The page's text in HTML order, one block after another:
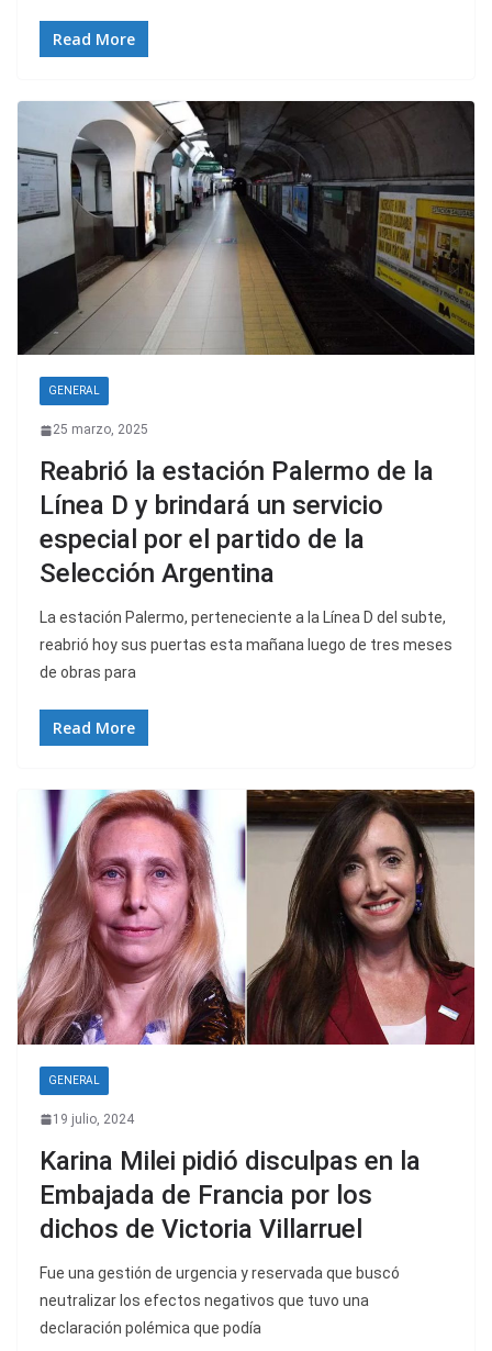
Read More
GENERAL
25 marzo, 2025
Reabrió la estación Palermo de la
Línea D y brindará un servicio
especial por el partido de la
Selección Argentina
La estación Palermo, perteneciente a la Línea D del subte,
reabrió hoy sus puertas esta mañana luego de tres meses
de obras para
Read More
GENERAL
19 julio, 2024
Karina Milei pidió disculpas en la
Embajada de Francia por los
dichos de Victoria Villarruel
Fue una gestión de urgencia y reservada que buscó
neutralizar los efectos negativos que tuvo una
declaración polémica que podía